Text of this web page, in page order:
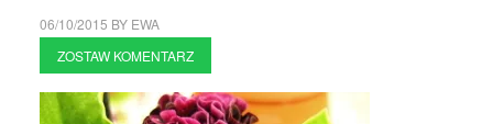
06/10/2015 BY EWA
ZOSTAW KOMENTARZ